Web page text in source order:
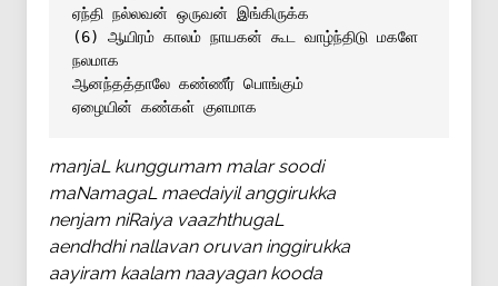
ஏந்தி நல்லவன் ஒருவன் இங்கிருக்க
(6) ஆயிரம் காலம் நாயகன் கூட வாழ்ந்திடு மகளே
நலமாக
ஆனந்தத்தாலே கண்ணீர் பொங்கும்
ஏழையின் கண்கள் குளமாக
manjaL kunggumam malar soodi
maNamagaL maedaiyil anggirukka
nenjam niRaiya vaazhthugaL
aendhdhi nallavan oruvan inggirukka
aayiram kaalam naayagan kooda